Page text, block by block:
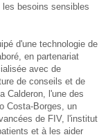
besoins sensibles
d'une technologie de
en partenariat
avec de
de conseils et de
Calderon, l'une des
Costa-Borges, un
de FIV, l'institut
et à les aider